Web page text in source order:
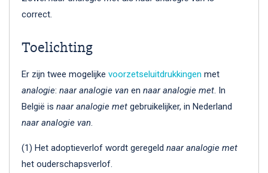
correct.
Toelichting
Er zijn twee mogelijke voorzetseluitdrukkingen met
analogie: naar analogie van en naar analogie met. In
België is naar analogie met gebruikelijker, in Nederland
naar analogie van.
(1) Het adoptieverlof wordt geregeld naar analogie met
het ouderschapsverlof.